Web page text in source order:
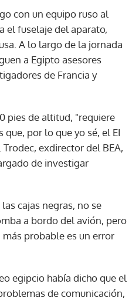
con un equipo ruso al
el fuselaje del aparato,
A lo largo de la jornada
a Egipto asesores
de Francia y
pies de altitud, "requiere
por lo que yo sé, el EI
exdirector del BEA,
de investigar
cajas negras, no se
a bordo del avión, pero
probable es un error
egipcio había dicho que el
de comunicación,